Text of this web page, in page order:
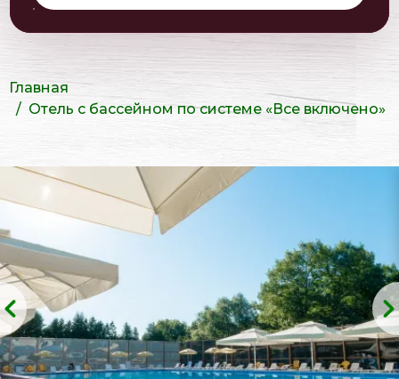
Главная
Отель с бассейном по системе «Все включено»